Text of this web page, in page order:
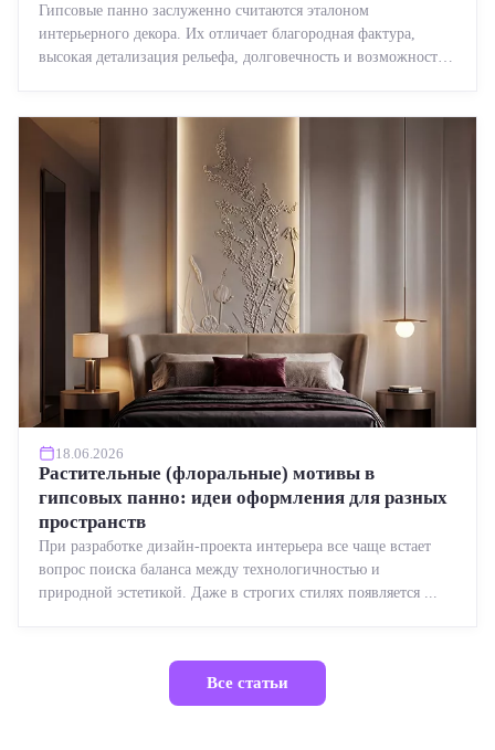
Гипсовые панно заслуженно считаются эталоном
интерьерного декора. Их отличает благородная фактура,
высокая детализация рельефа, долговечность и возможность
18.06.2026
Растительные (флоральные) мотивы в
гипсовых панно: идеи оформления для разных
пространств
При разработке дизайн-проекта интерьера все чаще встает
вопрос поиска баланса между технологичностью и
природной эстетикой. Даже в строгих стилях появляется ...
Все статьи